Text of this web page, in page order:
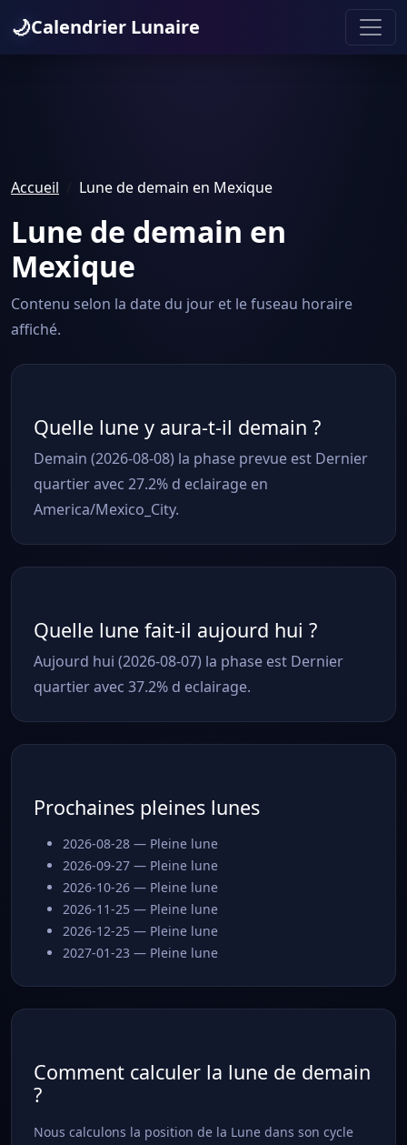
🌙Calendrier Lunaire
Accueil Lune de demain en Mexique
Lune de demain en
Mexique
Contenu selon la date du jour et le fuseau horaire
affiché.
Quelle lune y aura-t-il demain ?
Demain (2026-08-08) la phase prevue est Dernier
quartier avec 27.2% d eclairage en
America/Mexico_City.
Quelle lune fait-il aujourd hui ?
Aujourd hui (2026-08-07) la phase est Dernier
quartier avec 37.2% d eclairage.
Prochaines pleines lunes
2026-08-28 — Pleine lune
2026-09-27 — Pleine lune
2026-10-26 — Pleine lune
2026-11-25 — Pleine lune
2026-12-25 — Pleine lune
2027-01-23 — Pleine lune
Comment calculer la lune de demain
?
Nous calculons la position de la Lune dans son cycle